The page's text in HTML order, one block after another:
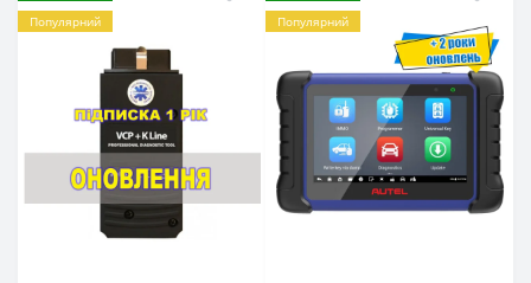
Популярний
Популярний